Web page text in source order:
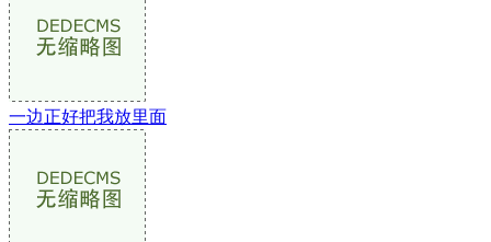
一边正好把我放里面